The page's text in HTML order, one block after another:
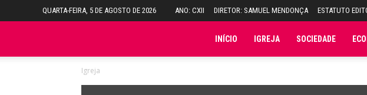
QUARTA-FEIRA, 5 DE AGOSTO DE 2026 ANO: CXII DIRETOR: SAMUEL MENDONÇA ESTATUTO
INÍCIO IGREJA SOCIEDADE
Igreja